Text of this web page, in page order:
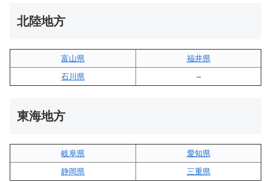
北陸地方
富山県
福井県
石川県
–
東海地方
岐阜県
愛知県
静岡県
三重県